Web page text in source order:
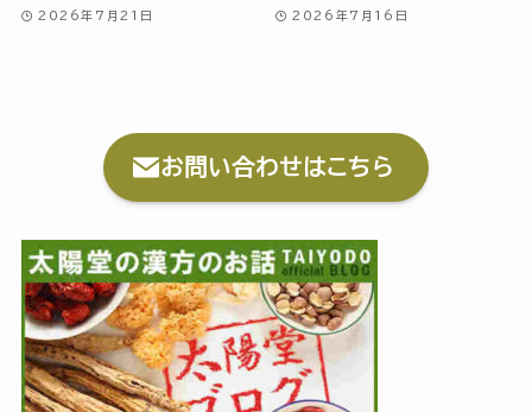
2026年7月21日 2026年7月16日
お問い合わせはこちら